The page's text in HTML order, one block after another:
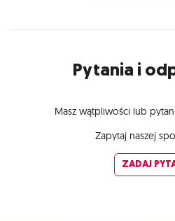
Pytania i
Masz wątpliwości lub
Zapytaj naszej
ZADAJ